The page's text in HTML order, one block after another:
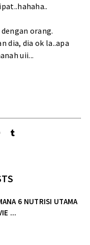
orang.
dia, dia ok la..apa
uii...
6 NUTRISI UTAMA
...